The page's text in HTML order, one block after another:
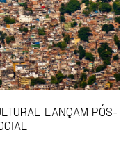
LANÇAM PÓS-